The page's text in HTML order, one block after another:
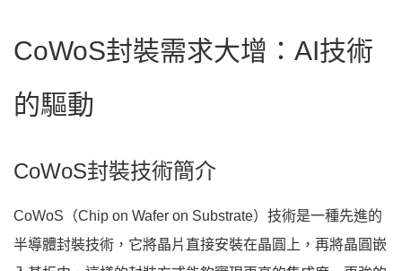
CoWoS封裝需求大增：AI技術
的驅動
CoWoS封裝技術簡介
CoWoS（Chip on Wafer on Substrate）技術是一種先進的
半導體封裝技術，它將晶片直接安裝在晶圓上，再將晶圓嵌